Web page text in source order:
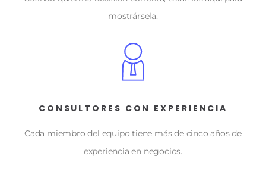
CONSULTORES CON EXPERIENCIA
Cada miembro del equipo tiene más de cinco años de
experiencia en negocios.
mostrársela.